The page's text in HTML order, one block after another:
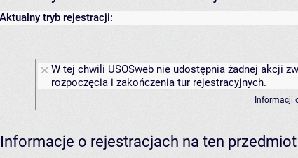
Aktualny tryb rejestracji:
W tej chwili USOSweb nie udostępnia żadnej akcji
rozpoczęcia i zakończenia tur rejestracyjnych.
Informacji
Informacje o rejestracjach na ten przedmiot